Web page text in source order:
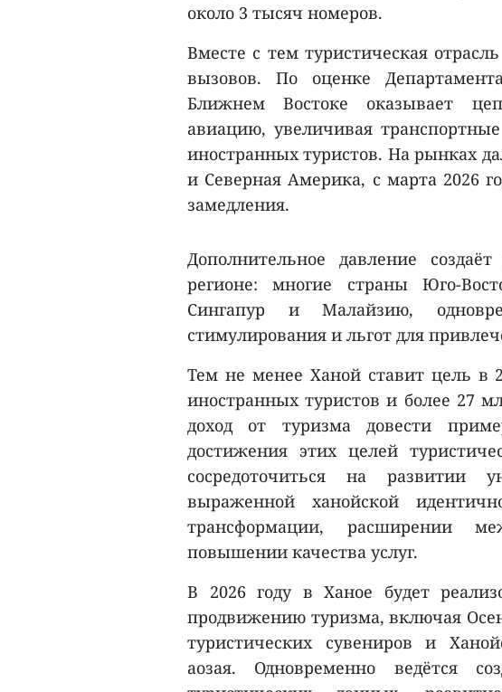
около 3 тысяч номеров.
Вместе с тем туристическая
вызовов. По оценке
Ближнем Востоке оказывает
авиацию, увеличивая
иностранных туристов. На рынках
и Северная Америка, с марта 2026
замедления.
Дополнительное давление
регионе: многие страны Юго-
Сингапур и Малайзию,
стимулирования и льгот для
Тем не менее Ханой ставит цель в
иностранных туристов и более 27
доход от туризма довести
достижения этих целей
сосредоточиться на развитии
выраженной ханойской
трансформации, расширении
повышении качества услуг.
В 2026 году в Ханое будет
продвижению туризма, включая
туристических сувениров и
аозая. Одновременно ведётся